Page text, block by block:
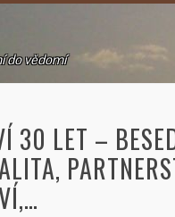
do vědomí
30 LET –